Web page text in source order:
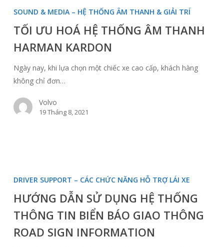
HỆ
THỐNG
THANH
HARMAN
KARDON
SOUND & MEDIA – HỆ THỐNG ÂM THANH & GIẢI TRÍ
TỐI ƯU HOÁ HỆ THỐNG ÂM THANH
HARMAN KARDON
Ngày nay, khi lựa chọn một chiếc xe cao cấp, khách hàng
không chỉ đơn…
Volvo
19 Tháng 8, 2021
DỤNG
HỆ
THỐNG
THÔNG
DRIVER SUPPORT – CÁC CHỨC NĂNG HỖ TRỢ LÁI XE
HƯỚNG DẪN SỬ DỤNG HỆ THỐNG
THÔNG TIN BIỂN BÁO GIAO THÔNG
ROAD SIGN INFORMATION